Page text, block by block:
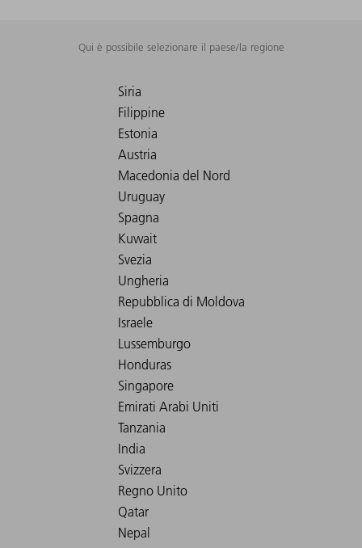
Qui è possibile selezionare il paese/la regione